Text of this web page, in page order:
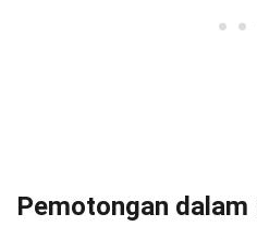
Pemotongan dalam